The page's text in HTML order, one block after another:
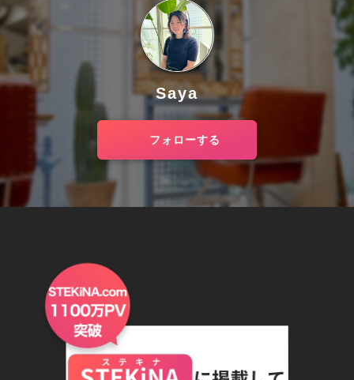
Saya
フォローする